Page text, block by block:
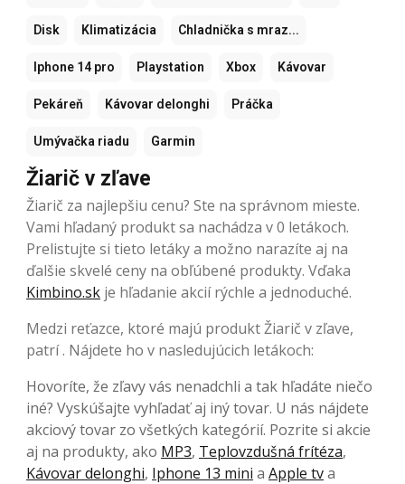
Disk Klimatizácia Chladnička s mraz...
Iphone 14 pro Playstation Xbox Kávovar
Pekáreň Kávovar delonghi Práčka
Umývačka riadu Garmin
Žiarič v zľave
Žiarič za najlepšiu cenu? Ste na správnom mieste.
Vami hľadaný produkt sa nachádza v 0 letákoch.
Prelistujte si tieto letáky a možno narazíte aj na
ďalšie skvelé ceny na obľúbené produkty. Vďaka
Kimbino.sk je hľadanie akcií rýchle a jednoduché.
Medzi reťazce, ktoré majú produkt Žiarič v zľave,
patrí . Nájdete ho v nasledujúcich letákoch:
Hovoríte, že zľavy vás nenadchli a tak hľadáte niečo
iné? Vyskúšajte vyhľadať aj iný tovar. U nás nájdete
akciový tovar zo všetkých kategórií. Pozrite si akcie
aj na produkty, ako MP3, Teplovzdušná frítéza,
Kávovar delonghi, Iphone 13 mini a Apple tva